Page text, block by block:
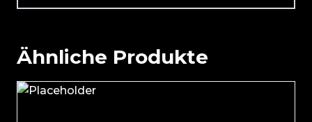
Ähnliche Produkte